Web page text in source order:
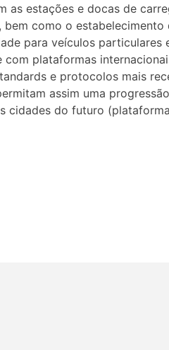
as estações e docas de
como o estabelecimento
para veículos particulares
plataformas
e protocolos mais
assim uma
cidades do futuro